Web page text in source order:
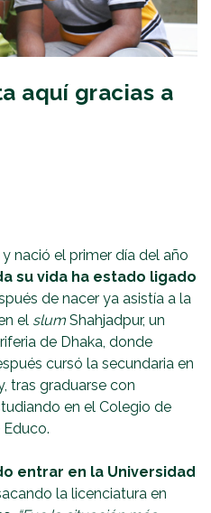
aquí gracias a
nació el primer día del año
su vida ha estado ligado
de nacer ya asistía a la
el slum Shahjadpur, un
de Dhaka, donde
cursó la secundaria en
tras graduarse con
en el Colegio de
entrar en la Universidad
la licenciatura en